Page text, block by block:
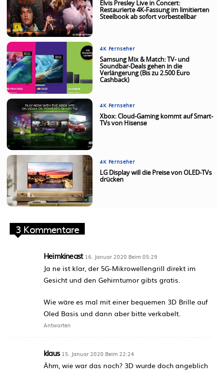
Elvis Presley Live in Concert:
Restaurierte 4K-Fassung im limitierten
Steelbook ab sofort vorbestellbar
4K Fernseher
Samsung Mix & Match: TV- und
Soundbar-Deals gehen in die
Verlängerung (Bis zu 2.500 Euro
Cashback)
4K Fernseher
Xbox: Cloud-Gaming kommt auf Smart-
TVs von Hisense
4K Fernseher
LG Display will die Preise von OLED-TVs
drücken
3 Kommentare
Heimkineast 16. Januar 2020 Beim 05:29
Ja ne ist klar, der 5G-Mikrowellengrill direkt im
Gesicht und den Gehirntumor gibts gratis.
Wie wäre es mal mit einer bequemen 3D Brille auf
Oled Basis und dann aber bitte verkabelt.
Antworten
klaus 15. Januar 2020 Beim 22:24
Ähm, wie war das noch? 3D wurde doch angeblich